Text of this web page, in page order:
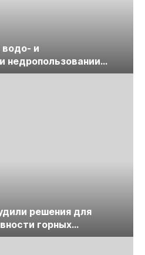
водо- и
недропользовании
«ПравоТЭК»
решения для
горных